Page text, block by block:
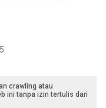
crawling atau
ini tanpa izin tertulis dari